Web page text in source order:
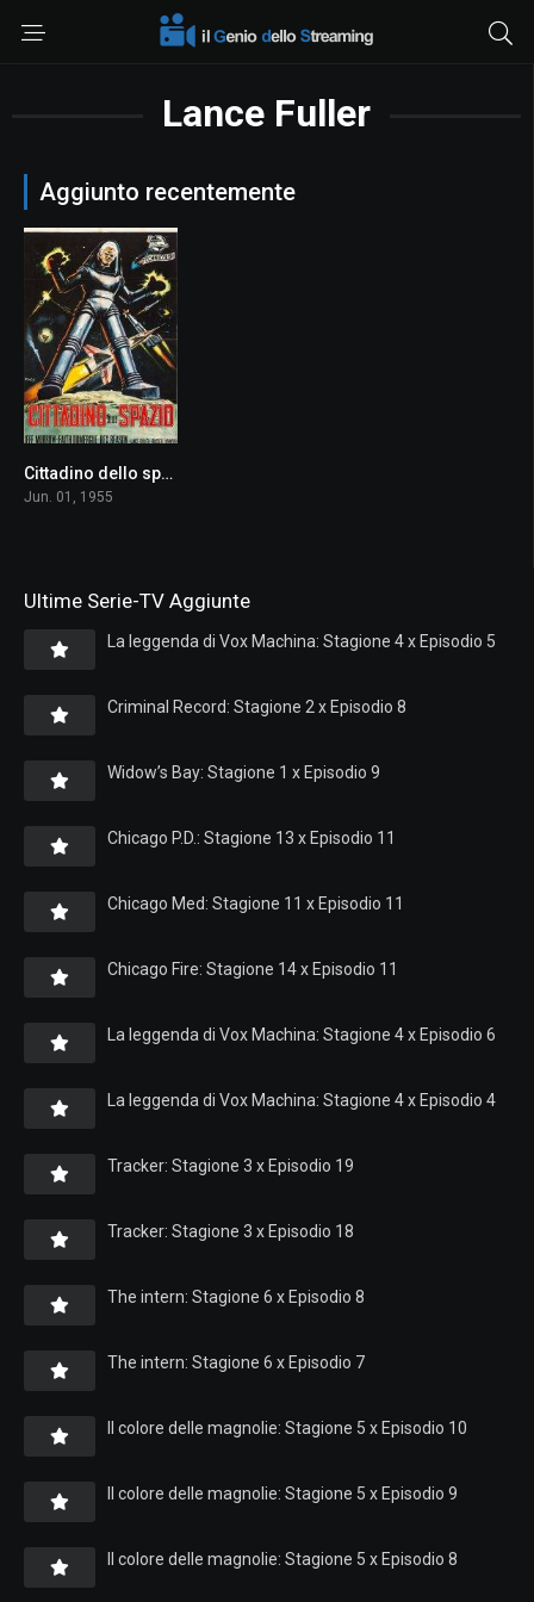
Lance Fuller
Aggiunto recentemente
5.9Cittadino dello spazio
Jun. 01, 1955
Ultime Serie-TV Aggiunte
La leggenda di Vox Machina: Stagione 4 x Episodio 5
Criminal Record: Stagione 2 x Episodio 8
Widow’s Bay: Stagione 1 x Episodio 9
Chicago P.D.: Stagione 13 x Episodio 11
Chicago Med: Stagione 11 x Episodio 11
Chicago Fire: Stagione 14 x Episodio 11
La leggenda di Vox Machina: Stagione 4 x Episodio 6
La leggenda di Vox Machina: Stagione 4 x Episodio 4
Tracker: Stagione 3 x Episodio 19
Tracker: Stagione 3 x Episodio 18
The intern: Stagione 6 x Episodio 8
The intern: Stagione 6 x Episodio 7
Il colore delle magnolie: Stagione 5 x Episodio 10
Il colore delle magnolie: Stagione 5 x Episodio 9
Il colore delle magnolie: Stagione 5 x Episodio 8